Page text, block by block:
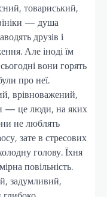
товариський,
— душа
друзів і
Але іноді їм
вони горять
про неї.
врівноважений,
— це люди, на яких
не люблять
зате в стресових
голову. Їхня
повільність.
задумливий,